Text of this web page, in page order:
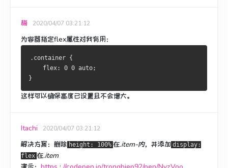
梅 2020/04/07 03:21:12
为容器指定flex属性对我有用：
.container {
    flex: 0 0 auto;
}
这样可以确保高度已设置且不会增大。
Itachi 2020/04/07 03:21:12
解决方案：删除 height: 100% 在.item-内，并添加 display:
flex 在.item